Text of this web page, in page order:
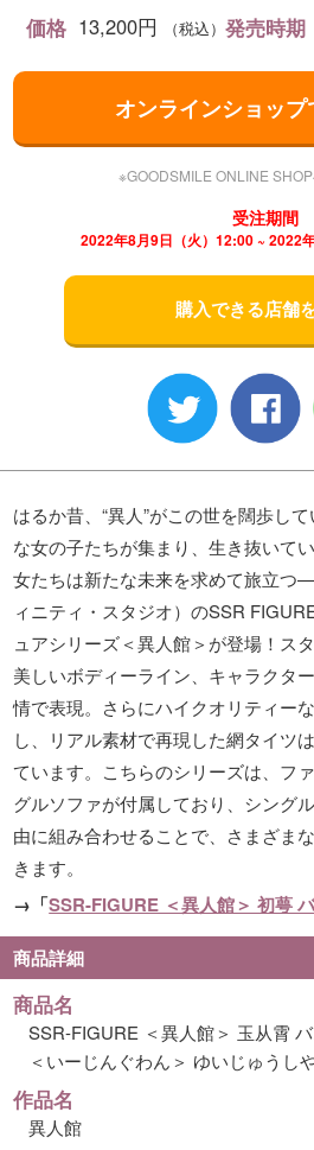
価格 13,200円 （税込） 発売時期
オンラインショッ
※GOODSMILE ONLINE SHOP
受注期間
2022年8月9日（火）12:00 ~ 2022
購入できる店舗
はるか昔、“異人”がこの世を闊歩し
な女の子たちが集まり、生き抜いて
女たちは新たな未来を求めて旅立つ
ィニティ・スタジオ）のSSR
ュアシリーズ＜異人館＞が登場！​ス
美しいボディーライン、キャラクタ
情で表現。さらにハイクオリティー
し、リアル素材で再現した網タイツ
ています。​こちらのシリーズは、フ
グルソファが付属しており、シング
由に組み合わせることで、さまざま
きます。
→「SSR-FIGURE ＜異人館＞ 初萼
商品詳細
商品名
SSR-FIGURE ＜異人館＞ 玉从霄
＜いーじんぐわん＞ ゆいじゅうし
作品名
異人館